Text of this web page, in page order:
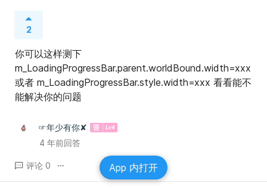
2
你可以这样测下
m_LoadingProgressBar.parent.worldBound.width=xxx
或者 m_LoadingProgressBar.style.width=xxx 看看能不
能解决你的问题
☞年少有你✘
4 年前回答
评论 0 App 内打开